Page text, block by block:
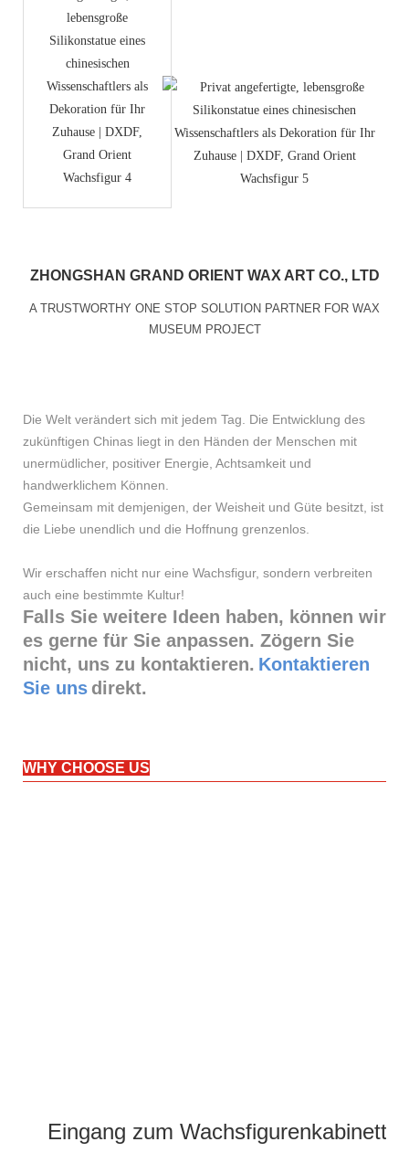
ZHONGSHAN GRAND ORIENT WAX ART CO., LTD
A TRUSTWORTHY ONE STOP SOLUTION PARTNER FOR WAX
MUSEUM PROJECT
Die Welt verändert sich mit jedem Tag. Die Entwicklung des
zukünftigen Chinas liegt in den Händen der Menschen mit
unermüdlicher, positiver Energie, Achtsamkeit und
handwerklichem Können.
Gemeinsam mit demjenigen, der Weisheit und Güte besitzt, ist
die Liebe unendlich und die Hoffnung grenzenlos.
Wir erschaffen nicht nur eine Wachsfigur, sondern verbreiten
auch eine bestimmte Kultur!
Falls Sie weitere Ideen haben, können wir
es gerne für Sie anpassen. Zögern Sie
nicht, uns zu kontaktieren. Kontaktieren
Sie uns direkt.
WHY CHOOSE US
Eingang zum Wachsfigurenkabinett